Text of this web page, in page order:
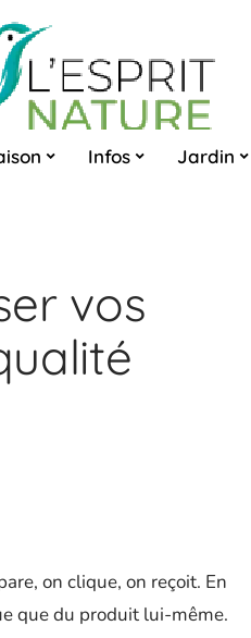
Infos Jardin
vos
on clique, on reçoit. En
que du produit lui-même.